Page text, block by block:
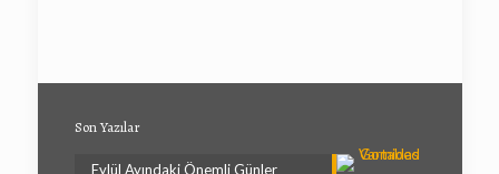
Son Yazılar
Eylül Ayındaki Önemli Günler